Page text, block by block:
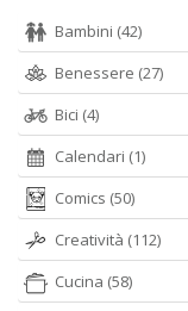
Bambini (42)
Benessere (27)
Bici (4)
Calendari (1)
Comics (50)
Creatività (112)
Cucina (58)